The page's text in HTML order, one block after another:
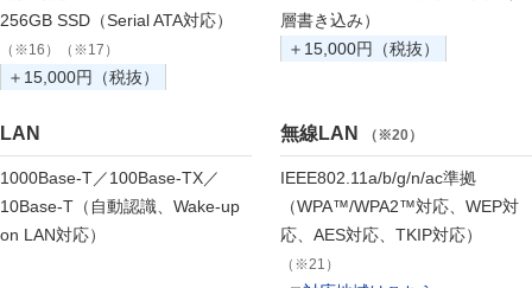
256GB SSD（Serial ATA対応）
（※16）（※17）
＋15,000円（税抜）
層書き込み）
＋15,000円（税抜）
LAN
1000Base-T／100Base-TX／
10Base-T（自動認識、Wake-up
on LAN対応）
無線LAN （※20）
IEEE802.11a/b/g/n/ac準拠
（WPA™/WPA2™対応、WEP対
応、AES対応、TKIP対応）
（※21）